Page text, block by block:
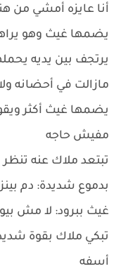
أنا عايزه أمشي من
يضمها غيث وهو
يرتجف بين يديه
مازالت في أحضانه
يضمها غيث أكثر
مفيش حاجه
تبتعد ملاك عنه
بدموع شديدة: دم
غيث ببرود: لا مش
تبكي ملاك بقوة
أسفه